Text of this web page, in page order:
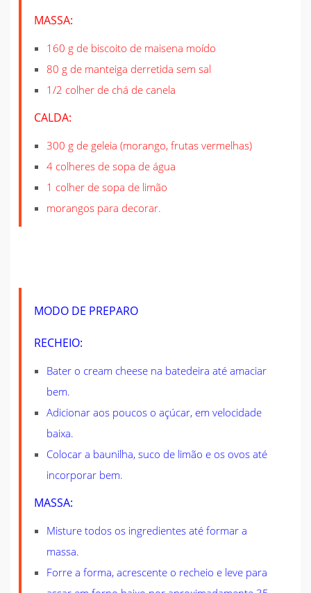
MASSA:
160 g de biscoito de maisena moído
80 g de manteiga derretida sem sal
1/2 colher de chá de canela
CALDA:
300 g de geleia (morango, frutas vermelhas)
4 colheres de sopa de água
1 colher de sopa de limão
morangos para decorar.
MODO DE PREPARO
RECHEIO:
Bater o cream cheese na batedeira até amaciar
bem.
Adicionar aos poucos o açúcar, em velocidade
baixa.
Colocar a baunilha, suco de limão e os ovos até
incorporar bem.
MASSA:
Misture todos os ingredientes até formar a
massa.
Forre a forma, acrescente o recheio e leve para